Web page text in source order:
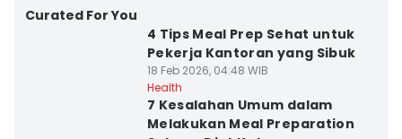
Curated For You
4 Tips Meal Prep Sehat untuk
Pekerja Kantoran yang Sibuk
18 Feb 2026, 04:48 WIB
Health
7 Kesalahan Umum dalam
Melakukan Meal Preparation